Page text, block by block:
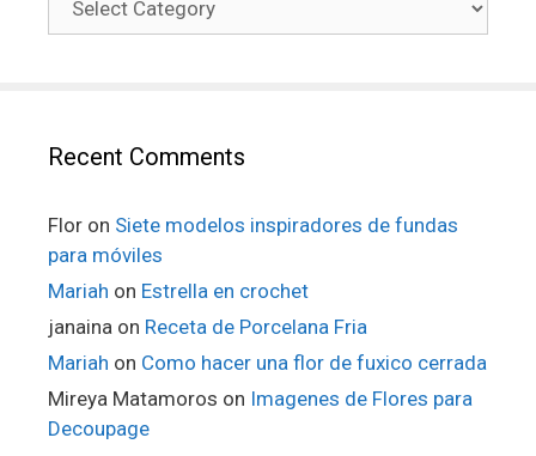
Recent Comments
Flor on Siete modelos inspiradores de fundas
para móviles
Mariah on Estrella en crochet
janaina on Receta de Porcelana Fria
Mariah on Como hacer una flor de fuxico cerrada
Mireya Matamoros on Imagenes de Flores para
Decoupage